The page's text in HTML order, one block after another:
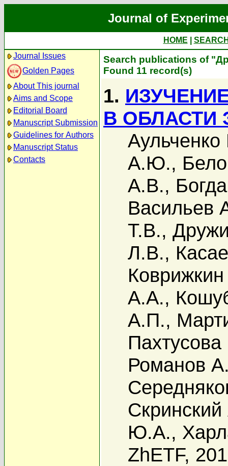
Journal of
HOME
Journal Issues
Golden Pages
About This journal
Aims and Scope
Editorial Board
Manuscript Submission
Guidelines for Authors
Manuscript Status
Contacts
Search publications of
Found 11 record(s)
1.
В ОБЛАСТИ
А.Ю.,
А.В.,
Васильев
Т.В.,
Л.В.,
А.А.,
А.П.,
Романов
Ю.А.,
ZhETF,